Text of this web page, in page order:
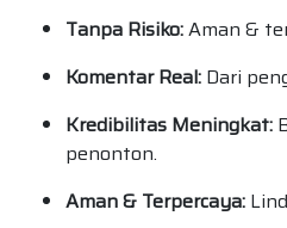
Tanpa Risiko:Aman &
Komentar Real: Dari
Kredibilitas Meningkat:
penonton.
Aman & Terpercaya: